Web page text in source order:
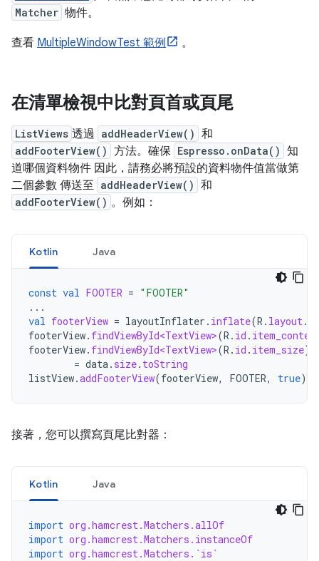
Matcher 物件。
查看 MultipleWindowTest 範例 。
在清單檢視中比對頁首或頁尾
ListViews 透過 addHeaderView() 和
addFooterView() 方法。確保 Espresso.onData() 知
道哪個資料物件 因此，請務必將預設的資料物件值當做第
二個參數 傳送至 addHeaderView() 和
addFooterView() 。例如：
Kotlin Java
const val FOOTER = "FOOTER"
...
val footerView = layoutInflater . inflate(R . layout.
footerView. findViewById<TextView>(R . id .
footerView. findViewById<TextView>(R . id . item_size).
= data. size. toString
listView.addFooterView(footerView, FOOTER, true)
接著，您可以撰寫頁尾比對器：
Kotlin Java
import org.hamcrest.Matchers.allOf
import org.hamcrest.Matchers.instanceOf
import org.hamcrest.Matchers.`is`